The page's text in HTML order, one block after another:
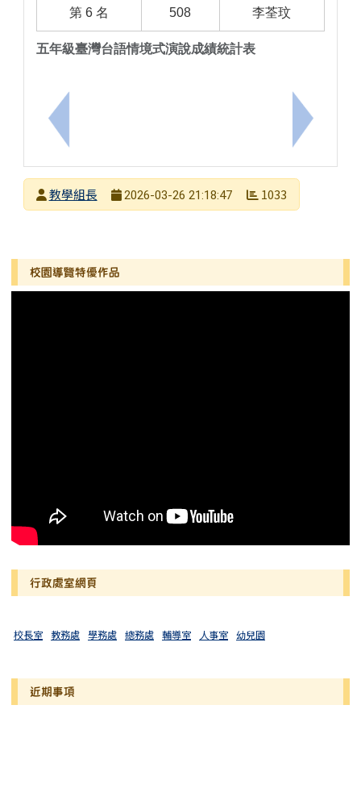
上一筆：114學年度校內語文競賽成績─臺灣台語朗
五年級臺灣台語情境式演說成績統計表
第 6 名 508 李荃玟
下一筆：
發布者
教學組長
2026-03-26 21:18:47 1033
左邊區域內容
校園導覽特優作品
行政處室網頁
校長室 教務處 學務處 總務處 輔導室 人事室 幼兒園
近期事項